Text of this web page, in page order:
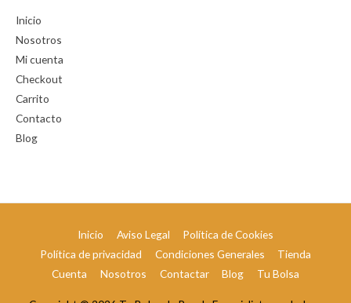
Inicio
Nosotros
Mi cuenta
Checkout
Carrito
Contacto
Blog
Inicio Aviso Legal
Política de Cookies
Política de privacidad
Condiciones Generales
Tienda
Cuenta
Nosotros Contactar Blog Tu Bolsa